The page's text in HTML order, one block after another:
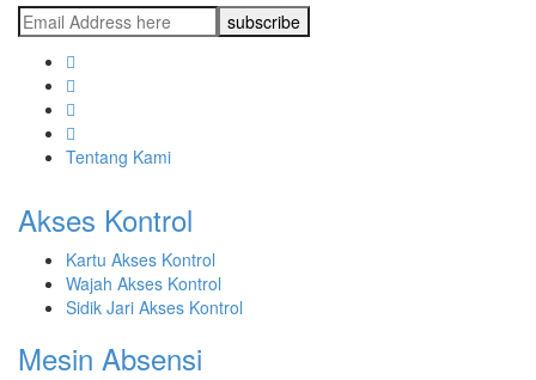
Tentang Kami
Akses Kontrol
Kartu Akses Kontrol
Wajah Akses Kontrol
Sidik Jari Akses Kontrol
Mesin Absensi